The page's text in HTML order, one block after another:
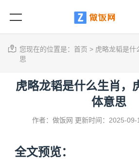
您现在的位置是： 首页 > 虎略龙韬是什
思
虎略龙韬是什么生肖，
体意思
作者：做饭网 更新时间：2025-09-
全文预览：